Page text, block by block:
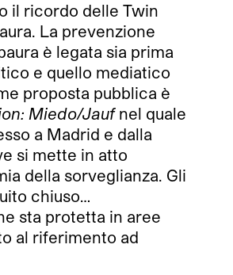
il ricordo delle Twin
La prevenzione
è legata sia prima
e quello mediatico
proposta pubblica è
Miedo/Jauf nel quale
a Madrid e dalla
si mette in atto
della sorveglianza. Gli
chiuso…
sta protetta in aree
al riferimento ad